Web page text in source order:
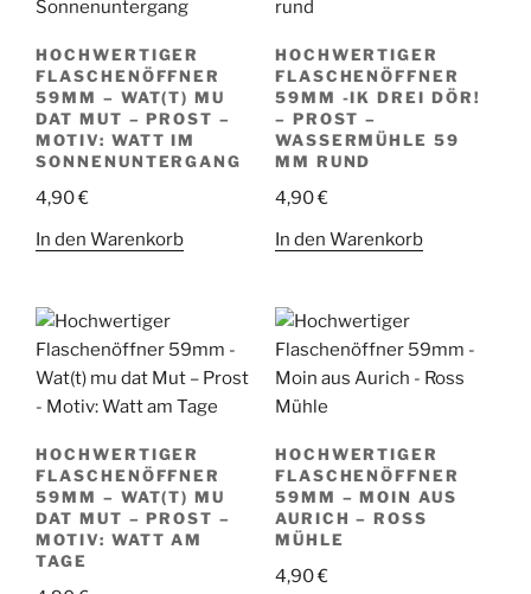
HOCHWERTIGER
FLASCHENÖFFNER
59MM – WAT(T) MU
DAT MUT – PROST –
MOTIV: WATT IM
SONNENUNTERGANG
4,90€
In den Warenkorb
HOCHWERTIGER
FLASCHENÖFFNER
59MM -IK DREI DÖR!
– PROST –
WASSERMÜHLE 59
MM RUND
4,90€
In den Warenkorb
HOCHWERTIGER
FLASCHENÖFFNER
59MM – WAT(T) MU
DAT MUT – PROST –
MOTIV: WATT AM
TAGE
HOCHWERTIGER
FLASCHENÖFFNER
59MM – MOIN AUS
AURICH – ROSS
MÜHLE
4,90€